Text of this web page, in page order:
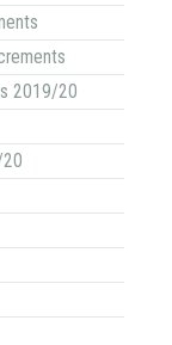
2019/20